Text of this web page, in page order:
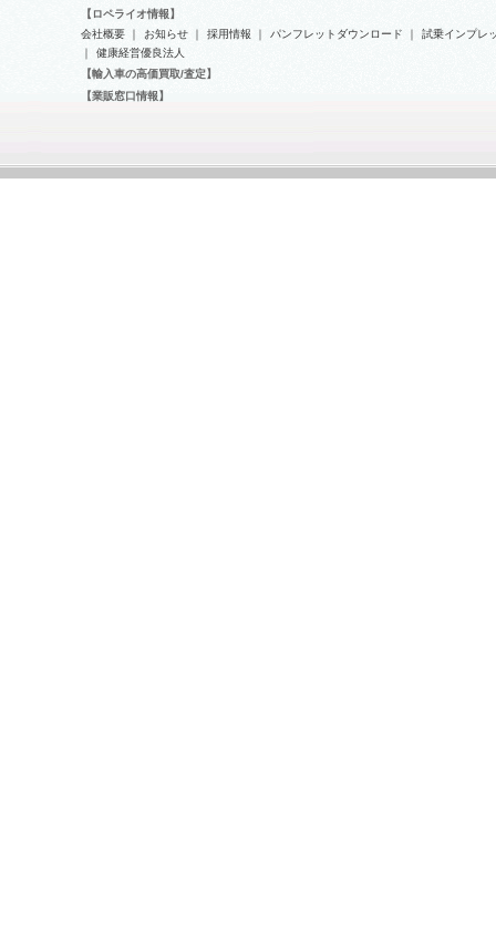
【ロペライオ情報】
会社概要｜ お知らせ｜ 採用情報 ｜ パンフレットダウンロード ｜
試乗インプレ
｜
健康経営優良法人
【輸入車の高価買取/査定】
【業販窓口情報】